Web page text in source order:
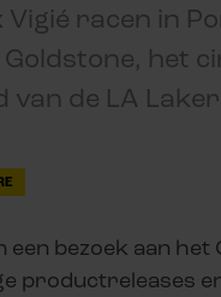
Vigié racen in
het
van de LA
een bezoek aan
productreleases